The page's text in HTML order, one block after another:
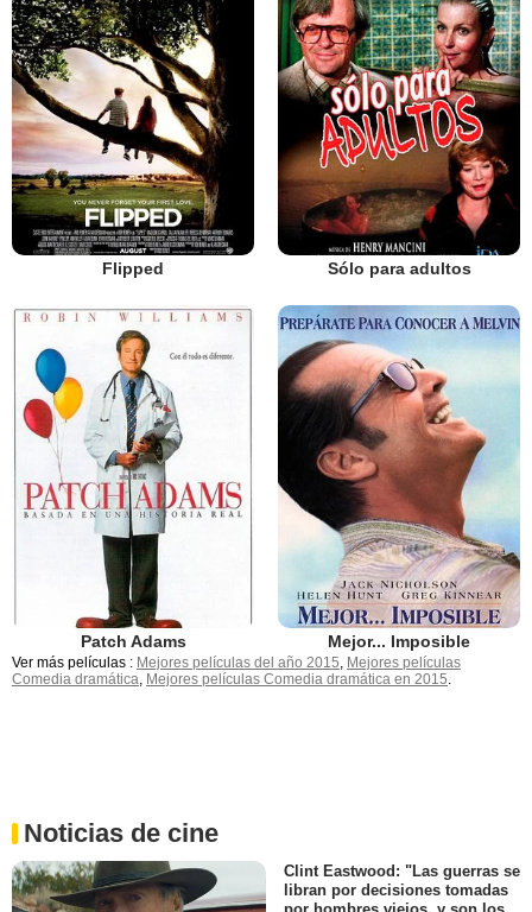
Flipped Sólo para adultos
Patch Adams Mejor... Imposible
Ver más películas : Mejores películas del año 2015 Mejores películas
Comedia dramática Mejores películas Comedia dramática en 2015
Noticias de cine
Clint Eastwood: "Las guerras se
libran por decisiones tomadas